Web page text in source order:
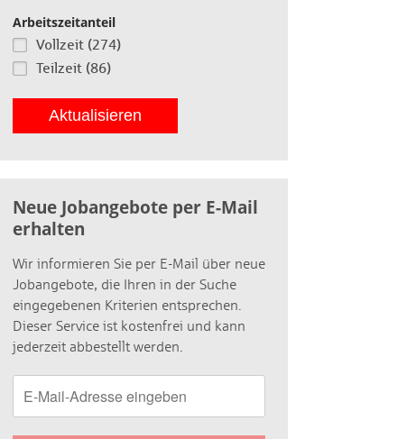
Arbeitszeitanteil
Vollzeit (274)
Teilzeit (86)
Aktualisieren
Neue Jobangebote per E-Mail
erhalten
Wir informieren Sie per E-Mail über neue
Jobangebote, die Ihren in der Suche
eingegebenen Kriterien entsprechen.
Dieser Service ist kostenfrei und kann
jederzeit abbestellt werden.